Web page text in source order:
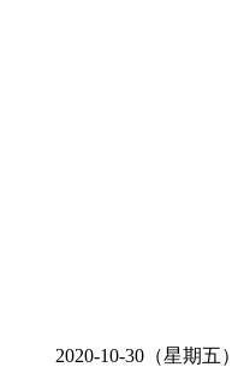
2020-10-30（星期五）